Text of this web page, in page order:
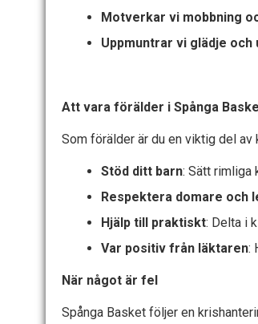
Motverkar vi mobbning
Uppmuntrar vi glädje och
Att vara förälder i Spånga
Som förälder är du en viktig del av
Stöd ditt barn: Sätt rimliga
Respektera domare och
Hjälp till praktiskt: Delta i
Var positiv från läktaren:
När något är fel
Spånga Basket följer en